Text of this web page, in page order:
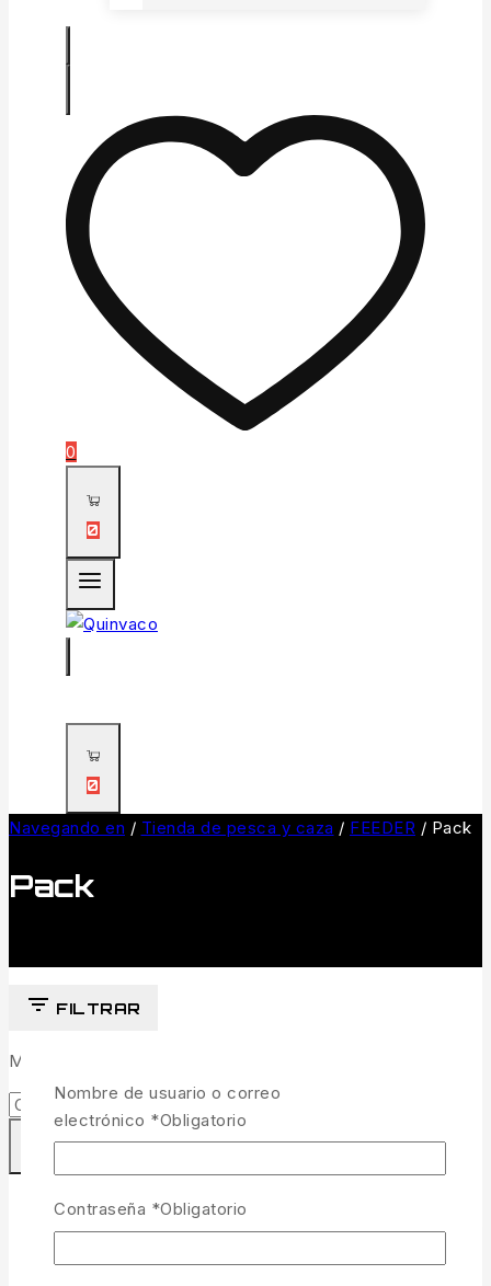
0
0
0
Navegando en / Tienda de pesca y caza / FEEDER / Pack
Pack
FILTRAR
Mostrando el único resultado
-5% Venta de productos de
Nombre de usuario o correo
electrónico *Obligatorio
Contraseña *Obligatorio